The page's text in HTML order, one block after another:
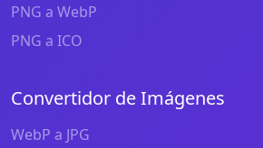
PNG a WebP
PNG a ICO
Convertidor de Imágenes
WebP a JPG